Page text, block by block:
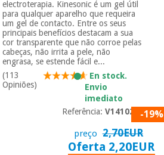
electroterapia. Kinesonic é um gel útil
para qualquer aparelho que requeira
um gel de contacto. Entre os seus
principais benefícios destacam a sua
cor transparente que não corroe pelas
cabeças, não irrita a pele, não
engrasa, se estende fácil e...
(113
Opiniões)
En stock.
Envio
imediato
Referência:V1410278-19%
preço 2,70EUR
Oferta 2,20EUR